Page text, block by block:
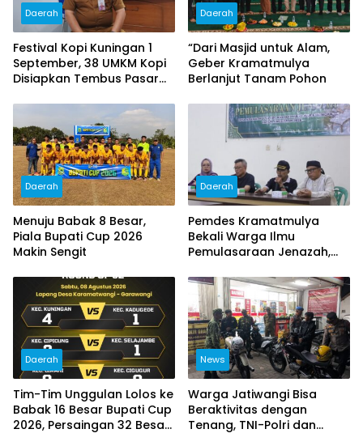
Daerah
Festival Kopi Kuningan 1
September, 38 UMKM Kopi
Disiapkan Tembus Pasar
Daerah
“Dari Masjid untuk Alam,
Geber Kramatmulya
Berlanjut Tanam Pohon
Daerah
Menuju Babak 8 Besar,
Piala Bupati Cup 2026
Makin Sengit
Daerah
Pemdes Kramatmulya
Bekali Warga Ilmu
Pemulasaraan Jenazah,
dan Keagamaan
Daerah
Tim-Tim Unggulan Lolos ke
Babak 16 Besar Bupati Cup
2026, Persaingan 32 Besar
News
Warga Jatiwangi Bisa
Beraktivitas dengan
Tenang, TNI-Polri dan